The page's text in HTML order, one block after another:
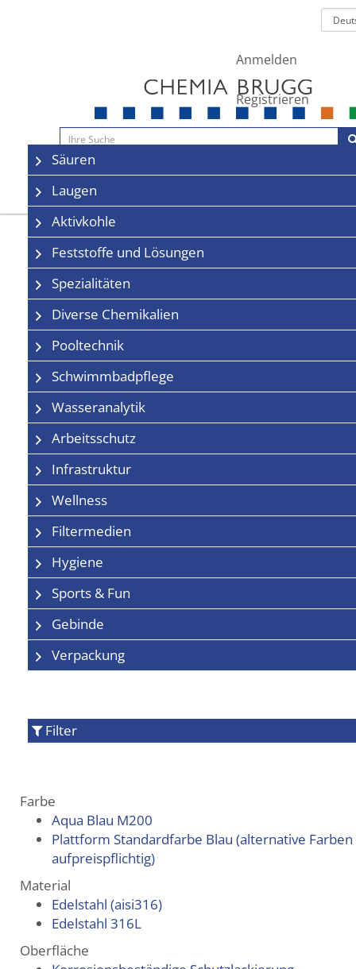
Anmelden
Registrieren
Navigation
Säuren
Laugen
Aktivkohle
Feststoffe und Lösungen
Spezialitäten
Diverse Chemikalien
Pooltechnik
Schwimmbadpflege
Wasseranalytik
Arbeitsschutz
Infrastruktur
Wellness
Filtermedien
Hygiene
Sports & Fun
Gebinde
Verpackung
Filter
Farbe
Aqua Blau M200
Plattform Standardfarbe Blau (alternative Farben
aufpreispflichtig)
Material
Edelstahl (aisi316)
Edelstahl 316L
Oberfläche